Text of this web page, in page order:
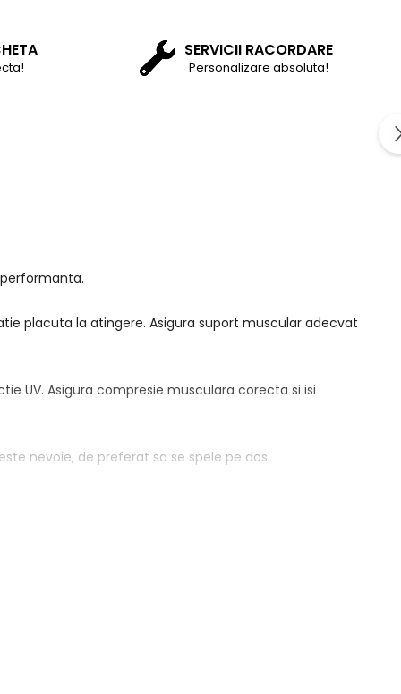
SERVICII RACORDARE
Personalizare absoluta!
placuta la atingere. Asigura suport muscular adecvat
UV. Asigura compresie musculara corecta si isi
nevoie, de preferat sa se spele pe dos.